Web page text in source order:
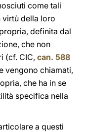
come tali
virtù della loro
definita dal
che non
(cf. CIC, can. 588
vengono chiamati,
che ha in se
specifica nella
a questi